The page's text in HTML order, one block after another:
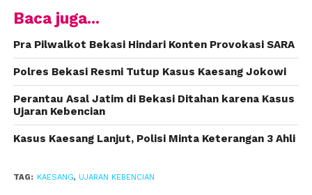
“Kalau tidak salah, sekarang masih proses
penangguhan karena lebaran,” ujarnya.
MHS melaporkan akun Youtube Kaesang, yang
putra bungsu Presiden RI, Joko Widodo.
MHS melaporkan Kaesang karena menganggap
ujaran kebencian. Salah satu yang dianggap MHS
Baca juga...
Pra Pilwalkot Bekasi Hindari Konten Provokasi SARA
Polres Bekasi Resmi Tutup Kasus Kaesang Jokowi
Perantau Asal Jatim di Bekasi Ditahan karena Kasus
Ujaran Kebencian
Kasus Kaesang Lanjut, Polisi Minta Keterangan 3 Ahli
TAG: KAESANG, UJARAN KEBENCIAN